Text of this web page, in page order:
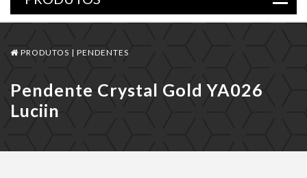
PRODUTOS | PENDENTES
Pendente Crystal Gold YA026
Luciin